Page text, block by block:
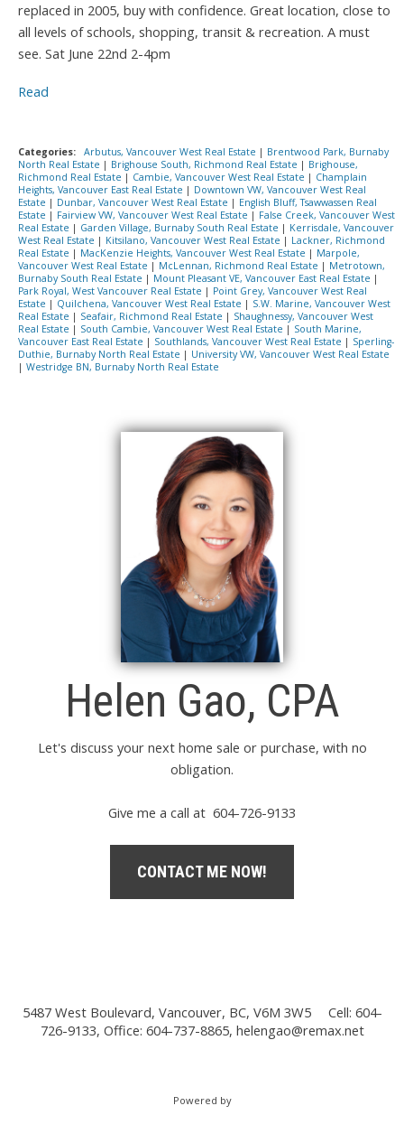
replaced in 2005, buy with confidence. Great location, close to
all levels of schools, shopping, transit & recreation. A must
see. Sat June 22nd 2-4pm
Read
Categories: Arbutus, Vancouver West Real Estate | Brentwood Park, Burnaby
North Real Estate | Brighouse South, Richmond Real Estate | Brighouse,
Richmond Real Estate | Cambie, Vancouver West Real Estate | Champlain
Heights, Vancouver East Real Estate | Downtown VW, Vancouver West Real
Estate | Dunbar, Vancouver West Real Estate | English Bluff, Tsawwassen Real
Estate | Fairview VW, Vancouver West Real Estate | False Creek, Vancouver West
Real Estate | Garden Village, Burnaby South Real Estate | Kerrisdale, Vancouver
West Real Estate | Kitsilano, Vancouver West Real Estate | Lackner, Richmond
Real Estate | MacKenzie Heights, Vancouver West Real Estate | Marpole,
Vancouver West Real Estate | McLennan, Richmond Real Estate | Metrotown,
Burnaby South Real Estate | Mount Pleasant VE, Vancouver East Real Estate |
Park Royal, West Vancouver Real Estate | Point Grey, Vancouver West Real
Estate | Quilchena, Vancouver West Real Estate | S.W. Marine, Vancouver West
Real Estate | Seafair, Richmond Real Estate | Shaughnessy, Vancouver West
Real Estate | South Cambie, Vancouver West Real Estate | South Marine,
Vancouver East Real Estate | Southlands, Vancouver West Real Estate | Sperling-
Duthie, Burnaby North Real Estate | University VW, Vancouver West Real Estate
| Westridge BN, Burnaby North Real Estate
Helen Gao, CPA
Let's discuss your next home sale or purchase, with no
obligation.
Give me a call at 604-726-9133
CONTACT ME NOW!
5487 West Boulevard, Vancouver, BC, V6M 3W5
Cell: 604-
726-9133, Office: 604-737-8865, helengao@remax.net
Powered by